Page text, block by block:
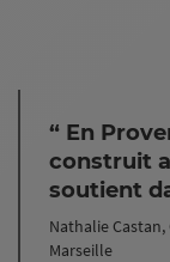
En
construit
soutient
Nathalie
Marseille